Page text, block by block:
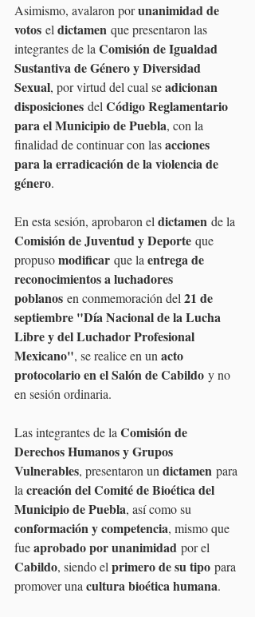
Asimismo, avalaron por unanimidad de
votos el dictamen que presentaron las
integrantes de la Comisión de Igualdad
Sustantiva de Género y Diversidad
Sexual, por virtud del cual se adicionan
disposiciones del Código Reglamentario
para el Municipio de Puebla, con la
finalidad de continuar con las acciones
para la erradicación de la violencia de
género.
En esta sesión, aprobaron el dictamen de la
Comisión de Juventud y Deporte que
propuso modificar que la entrega de
reconocimientos a luchadores
poblanos en conmemoración del 21 de
septiembre "Día Nacional de la Lucha
Libre y del Luchador Profesional
Mexicano", se realice en un acto
protocolario en el Salón de Cabildo y no
en sesión ordinaria.
Las integrantes de la Comisión de
Derechos Humanos y Grupos
Vulnerables, presentaron un dictamen para
la creación del Comité de Bioética del
Municipio de Puebla, así como su
conformación y competencia, mismo que
fue aprobado por unanimidad por el
Cabildo, siendo el primero de su tipo para
promover una cultura bioética humana.